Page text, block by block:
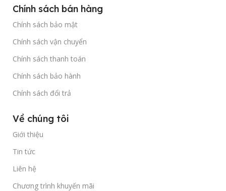
Chính sách bán hàng
Chính sách bảo mật
Chính sách vận chuyển
Chính sách thanh toán
Chính sách bảo hành
Chính sách đổi trả
Về chúng tôi
Giới thiệu
Tin tức
Liên hệ
Chương trình khuyến mãi